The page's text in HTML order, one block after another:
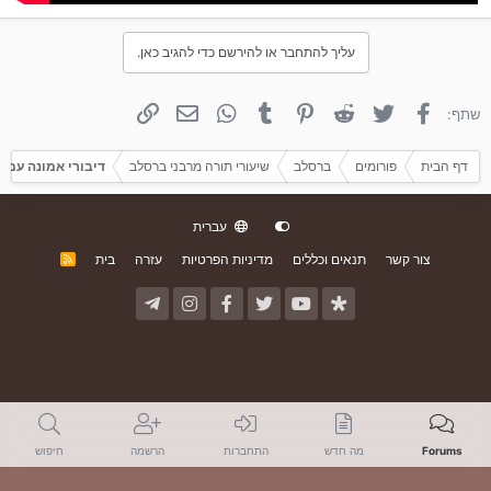
עליך להתחבר או להירשם כדי להגיב כאן.
שתף: פייסבוק טוויטר Reddit פינטרסט Tumblr
WhatsApp
אימייל
דף הבית פורומים ברסלב שיעורי תורה מרבני ברסלב דיבורי אמונה
עברית
צור קשר
תנאים וכללים מדיניות הפרטיות עזרה בית
R
Forums מה חדש התחברות הרשמה חיפוש